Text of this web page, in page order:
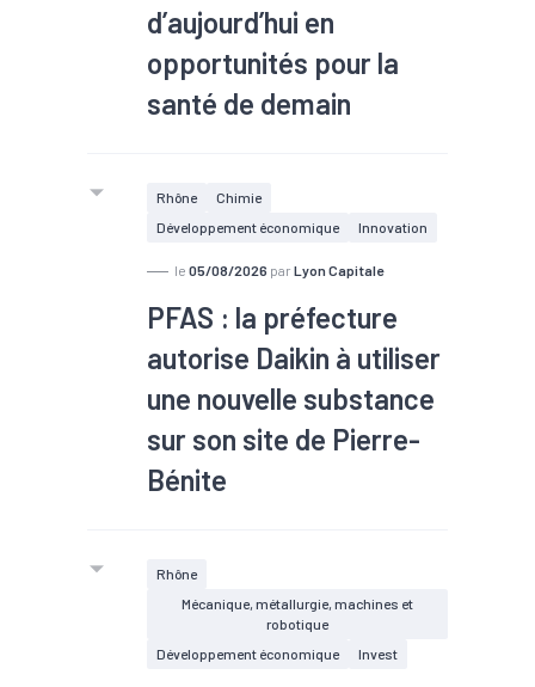
d’aujourd’hui en
opportunités pour la
santé de demain
Rhône
Chimie
Développement économique
Innovation
le 05/08/2026 par Lyon Capitale
PFAS : la préfecture
autorise Daikin à utiliser
une nouvelle substance
sur son site de Pierre-
Bénite
Rhône
Mécanique, métallurgie, machines et
robotique
Développement économique
Invest